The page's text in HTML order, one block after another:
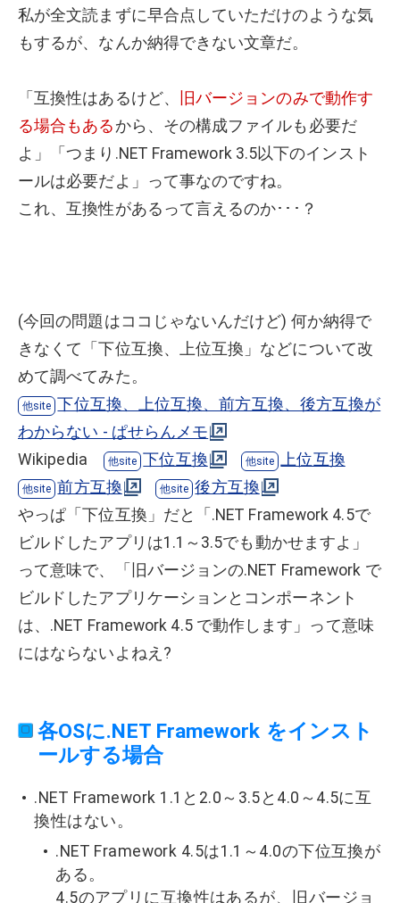
私が全文読まずに早合点していただけのような気
もするが、なんか納得できない文章だ。
「互換性はあるけど、
旧バージョンのみで動作す
る場合もある から、その構成ファイルも必要だ
よ」「つまり.NET Framework 3.5以下のインスト
ールは必要だよ」って事なのですね。
これ、互換性があるって言えるのか･･･？
(今回の問題はココじゃないんだけど) 何か納得で
きなくて「下位互換、上位互換」などについて改
めて調べてみた。
下位互換、上位互換、前方互換、後方互換が
わからない - ぱせらんメモ
Wikipedia
下位互換
上位互換
前方互換
後方互換
やっぱ「下位互換」だと「.NET Framework 4.5で
ビルドしたアプリは1.1～3.5でも動かせますよ」
って意味で、「旧バージョンの.NET Framework で
ビルドしたアプリケーションとコンポーネント
は、.NET Framework 4.5 で動作します」って意味
にはならないよねえ?
各OSに.NET Framework をインスト
ールする場合
.NET Framework 1.1と2.0～3.5と4.0～4.5に互
換性はない。
.NET Framework 4.5は1.1～4.0の下位互換が
ある。
4.5のアプリに互換性はあるが、旧バージョ